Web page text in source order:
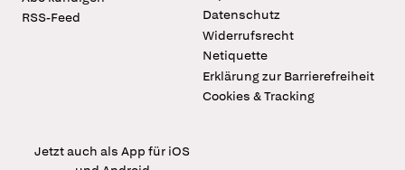
RSS-Feed
Datenschutz
Widerrufsrecht
Netiquette
Erklärung zur Barrierefreiheit
Cookies & Tracking
Jetzt auch als App für iOS